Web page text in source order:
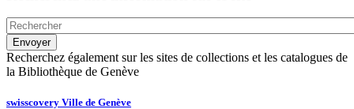
Recherchez également sur les sites de collections et les catalogues de
la Bibliothèque de Genève
swisscovery Ville de Genève